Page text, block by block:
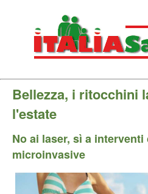
Bellezza, i ritocchini
l'estate
No ai laser, sì a
microinvasive